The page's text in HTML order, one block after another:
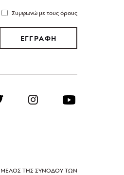
Συμφωνώ με τους όρους
ΕΓΓΡΑΦΗ
ΜΕΛΟΣ ΤΗΣ ΣΥΝΟΔΟΥ ΤΩΝ